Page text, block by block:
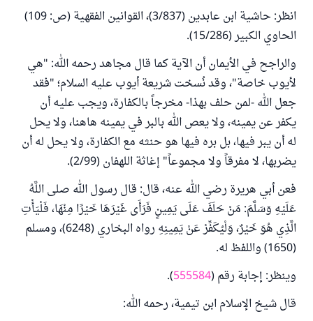
انظر: حاشية ابن عابدين (3/837)، القوانين الفقهية (ص: 109)
الحاوي الكبير (15/286).
والراجح في الأيمان أن الآية كما قال مجاهد رحمه الله: "هي
لأيوب خاصة"، وقد نُسخت شريعة أيوب عليه السلام؛ "فقد
جعل الله -لمن حلف بهذا- مخرجاً بالكفارة، ويجب عليه أن
يكفر عن يمينه، ولا يعص الله بالبر في يمينه هاهنا، ولا يحل
له أن يبر فيها، بل بره فيها هو حنثه مع الكفارة، ولا يحل له أن
يضربها، لا مفرقاً ولا مجموعاً" إغاثة اللهفان (2/99).
فعن أبي هريرة رضي الله عنه، قال: قال رسول الله صلى اللَّهُ
عَلَيْهِ وَسَلَّمَ: مَنْ ‌حَلَفَ ‌عَلَى ‌يَمِينٍ فَرَأَى غَيْرَهَا خَيْرًا مِنْهَا، فَلْيَأْتِ
الَّذِي هُوَ ‌خَيْرٌ، وَلْيُكَفِّرْ عَنْ يَمِينِهِ رواه البخاري (6248)، ومسلم
(1650) واللفظ له.
وينظر: إجابة رقم (555584
).
قال شيخ الإسلام ابن تيمية، رحمه الله: